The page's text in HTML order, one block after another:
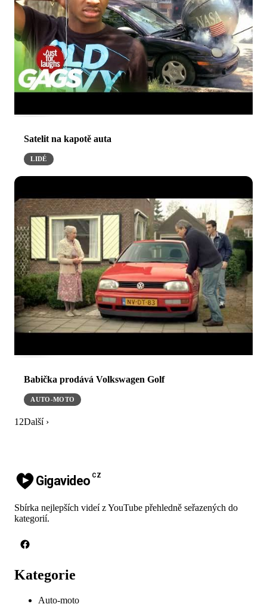
Satelit na kapotě auta
LIDÉ
Babička prodává Volkswagen Golf
AUTO-MOTO
1 2Další ›
Gigavideo CZ
Sbírka nejlepších videí z YouTube přehledně seřazených do
kategorií.
Kategorie
Auto-moto